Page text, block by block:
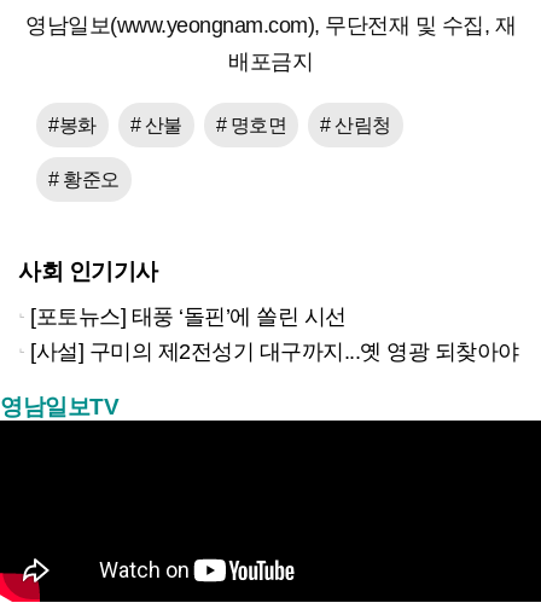
영남일보(www.yeongnam.com), 무단전재 및 수집, 재
배포금지
#봉화 # 산불 # 명호면 # 산림청
# 황준오
사회 인기기사
[포토뉴스] 태풍 ‘돌핀’에 쏠린 시선
[사설] 구미의 제2전성기 대구까지...옛 영광 되찾아야
영남일보TV